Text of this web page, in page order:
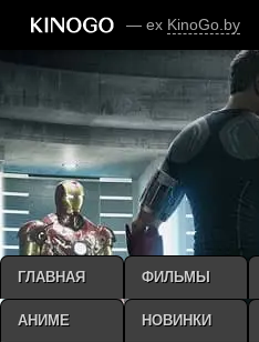
— ex KinoGo.by
ГЛАВНАЯ ФИЛЬМЫ
АНИМЕ НОВИНКИ